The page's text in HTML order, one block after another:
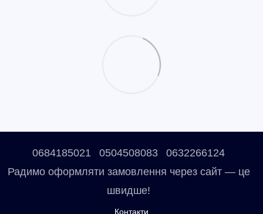
0684185021 0504508083
0632266124
Радимо оформляти замовлення через сайт — це
швидше!
Контакти